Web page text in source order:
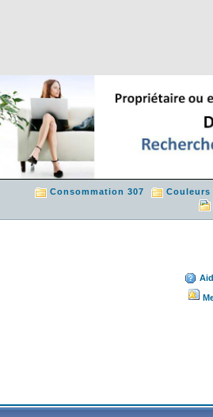
Consommation 307 Couleurs